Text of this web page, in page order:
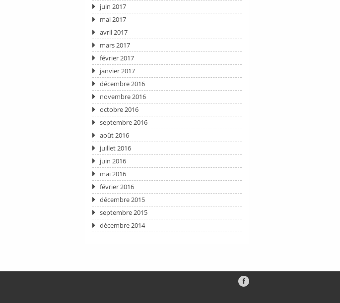
juin 2017
mai 2017
avril 2017
mars 2017
février 2017
janvier 2017
décembre 2016
novembre 2016
octobre 2016
septembre 2016
août 2016
juillet 2016
juin 2016
mai 2016
février 2016
décembre 2015
septembre 2015
décembre 2014